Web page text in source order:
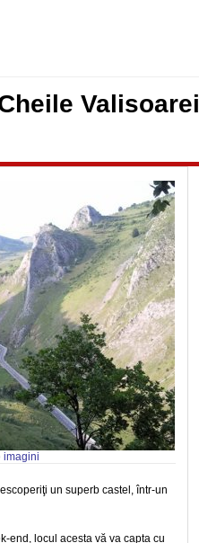
Valisoarei
imagini
un superb castel, într-un
end, locul acesta vă va capta cu